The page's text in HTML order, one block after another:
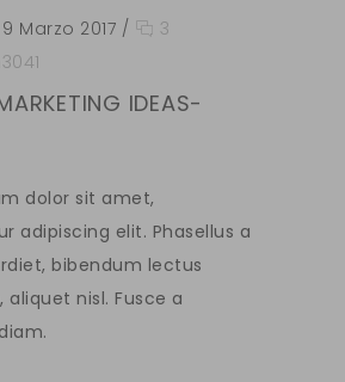
Marzo 2017 /
3
IDEAS-
dolor sit amet,
adipiscing elit. Phasellus a
bibendum lectus
aliquet nisl. Fusce a